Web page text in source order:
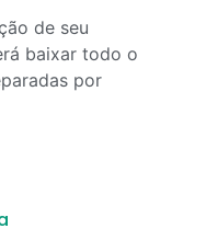
de seu
baixar todo o
por